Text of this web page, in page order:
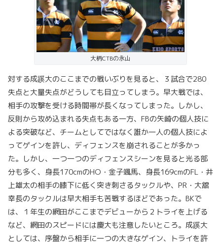
大柄CTBの永山
対する成蹊大のここまでの戦いぶりを見ると、３試合で280
失点と大量失点がどうしても目立ってしまう。早大戦では、
相手の攻撃を受ける時間帯が長くなってしまった。しかし、
反則から攻め込まれる失点もある一方、FBの矢崎の個人技に
よる突破など、チームとしてではなく誰か一人の個人技によ
ってゲインを許し、ディフェンスを崩されることが多かっ
た。しかし、一つ一つのディフェンスシーンを見ると光る部
分も多く、身長170cmのHO・金子颯馬、身長169cmのFL・井
上雄太の相手の膝下に低く突き刺さるタックルや、PR・大舘
幸長のタックルは早大相手も苦戦するほどであった。BKで
は、１年生の網田がここまでデビューから２トライを上げる
など、網田のスピードには慶大も注意したいところ。成蹊大
としては、序盤から相手に一つの大きなゲイン、トライを許